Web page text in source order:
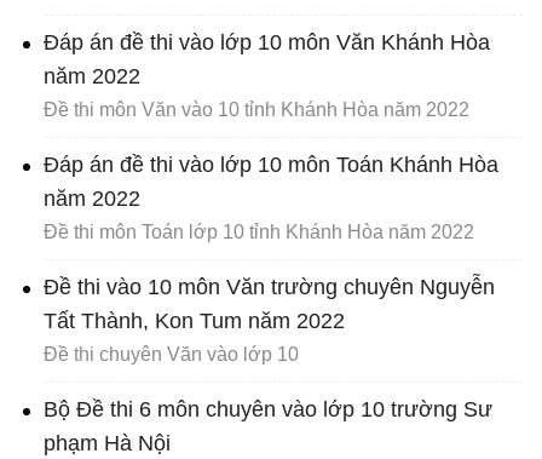
Đáp án đề thi vào lớp 10 môn Văn Khánh Hòa
năm 2022
Đề thi môn Văn vào 10 tỉnh Khánh Hòa năm 2022
Đáp án đề thi vào lớp 10 môn Toán Khánh Hòa
năm 2022
Đề thi môn Toán lớp 10 tỉnh Khánh Hòa năm 2022
Đề thi vào 10 môn Văn trường chuyên Nguyễn
Tất Thành, Kon Tum năm 2022
Đề thi chuyên Văn vào lớp 10
Bộ Đề thi 6 môn chuyên vào lớp 10 trường Sư
phạm Hà Nội